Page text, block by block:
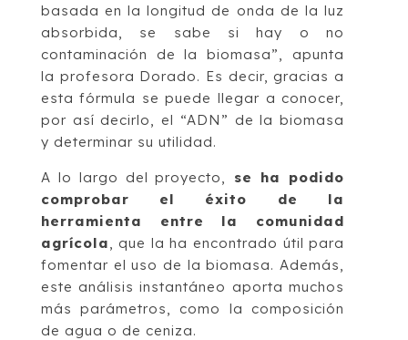
basada en la longitud de onda de la luz
absorbida, se sabe si hay o no
contaminación de la biomasa”, apunta
la profesora Dorado. Es decir, gracias a
esta fórmula se puede llegar a conocer,
por así decirlo, el “ADN” de la biomasa
y determinar su utilidad.
A lo largo del proyecto,
se ha podido
comprobar el éxito de la
herramienta entre la comunidad
agrícola , que la ha encontrado útil para
fomentar el uso de la biomasa. Además,
este análisis instantáneo aporta muchos
más parámetros, como la composición
de agua o de ceniza.